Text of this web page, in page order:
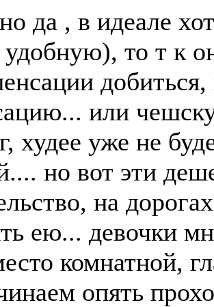
да , в идеале
удобную), то т к
или
худее уже не
но вот эти
на
ею... девочки
комнатной,
опять